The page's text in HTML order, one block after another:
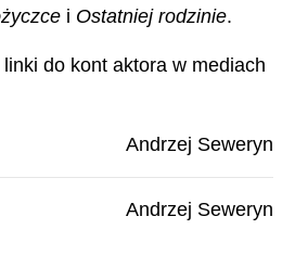
i Ostatniej rodzinie.
do kont aktora w mediach
Andrzej Seweryn
Andrzej Seweryn